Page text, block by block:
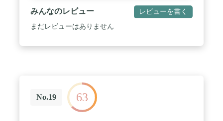
みんなのレビュー レビューを書く
まだレビューはありません
No.19 63